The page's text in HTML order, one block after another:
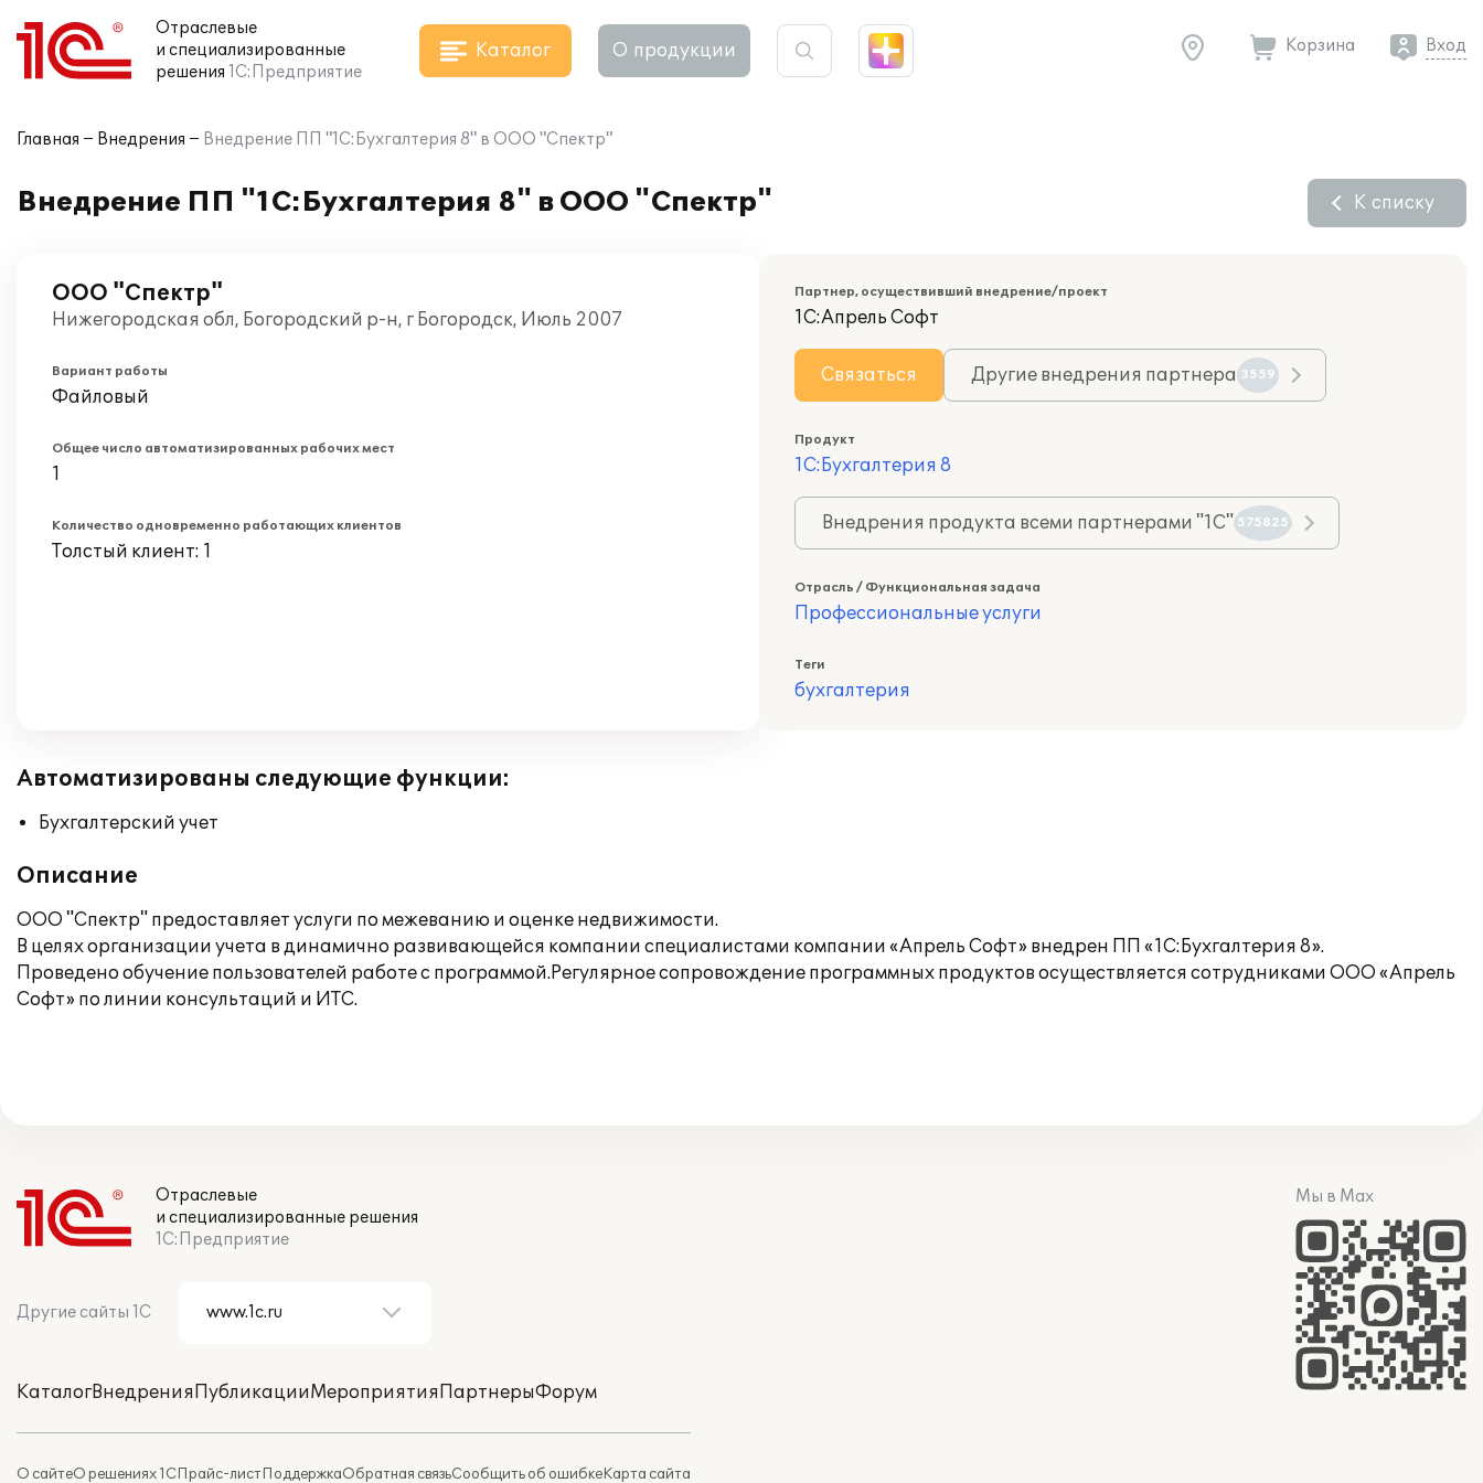
Отраслевые
и специализированные
решения 1С:Предприятие
Каталог О продукции Корзина Вход
Главная Внедрения Внедрение ПП "1C:Бухгалтерия 8" в ООО "Спектр"
Внедрение ПП "1C:Бухгалтерия 8" в ООО "Спектр" К списку
ООО "Спектр"
Нижегородская обл, Богородский р-н, г Богородск, Июль 2007
Вариант работы
Файловый
Общее число автоматизированных рабочих мест
1
Количество одновременно работающих клиентов
Толстый клиент: 1
Партнер, осуществивший внедрение/проект
1С:Апрель Софт
Связаться Другие внедрения партнера 3559
Продукт
1С:Бухгалтерия 8
Внедрения продукта всеми партнерами "1С" 575825
Отрасль / Функциональная задача
Профессиональные услуги
Теги
бухгалтерия
Автоматизированы следующие функции:
Бухгалтерский учет
Описание
ООО "Спектр" предоставляет услуги по межеванию и оценке недвижимости.
В целях организации учета в динамично развивающейся компании специалистами компании «Апрель Софт» внедрен ПП «1С:Бухгалтерия 8».
Проведено обучение пользователей работе с программой.Регулярное сопровождение программных продуктов осуществляется сотрудниками ООО «Апрель
Софт» по линии консультаций и ИТС.
Отраслевые
и специализированные решения
1С:Предприятие
Другие сайты 1С
КаталогВнедренияПубликацииМероприятияПартнерыФорум
О сайтеО решениях 1СПрайс-листПоддержкаОбратная связьСообщить об ошибкеКарта сайта
Мы в Max